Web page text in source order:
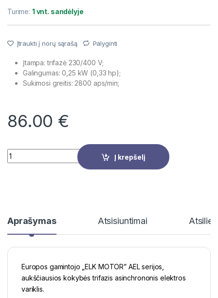
Turime: 1 vnt. sandėlyje
Įtraukti į norų sąrašą Palyginti
Įtampa: trifazė 230/400 V;
Galingumas: 0,25 kW (0,33 hp);
Sukimosi greitis: 2800 aps/min;
86.00 €
Quantity
Į krepšelį
Aprašymas Atsisiuntimai
Europos gamintojo „ELK MOTOR” AEL serijos,
aukščiausios kokybės trifazis asinchrononis elektros
variklis.